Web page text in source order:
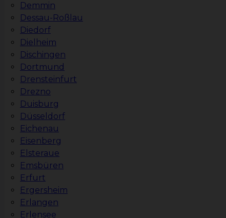
Demmin
Dessau-Roßlau
Diedorf
Dielheim
Dischingen
Dortmund
Drensteinfurt
Drezno
Duisburg
Düsseldorf
Eichenau
Eisenberg
Elsteraue
Emsbüren
Erfurt
Ergersheim
Erlangen
Erlensee